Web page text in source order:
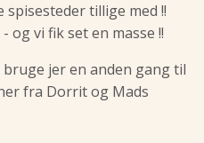
tillige med !!
og vi fik set en masse !!
jer en anden gang til
fra Dorrit og Mads